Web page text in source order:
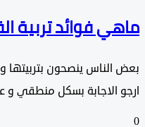
فوائد تربية
ينصحون بتربيتها و
الاجابة بسكل منطقي و علمي